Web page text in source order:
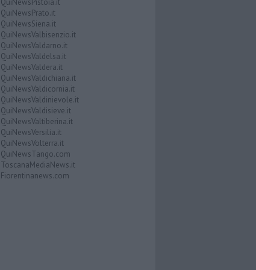
QuiNewsPrato.it
QuiNewsSiena.it
QuiNewsValbisenzio.it
QuiNewsValdarno.it
QuiNewsValdelsa.it
QuiNewsValdera.it
QuiNewsValdichiana.it
QuiNewsValdicornia.it
QuiNewsValdinievole.it
QuiNewsValdisieve.it
QuiNewsValtiberina.it
QuiNewsVersilia.it
QuiNewsVolterra.it
QuiNewsTango.com
ToscanaMediaNews.it
Fiorentinanews.com